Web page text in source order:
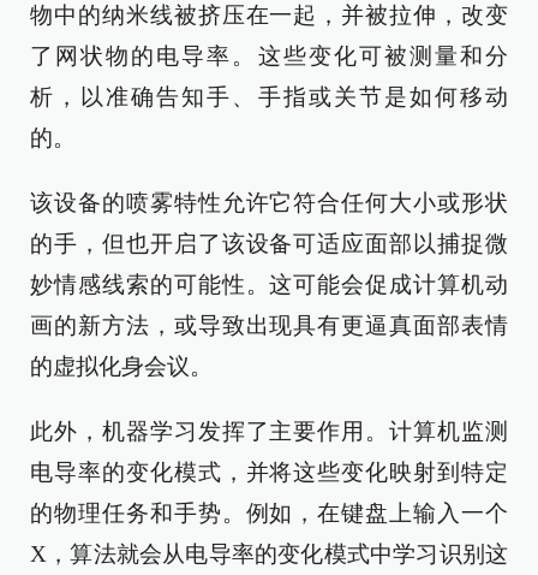
物中的纳米线被挤压在一起，并被拉伸，改变
了网状物的电导率。这些变化可被测量和分
析，以准确告知手、手指或关节是如何移动
的。
该设备的喷雾特性允许它符合任何大小或形状
的手，但也开启了该设备可适应面部以捕捉微
妙情感线索的可能性。这可能会促成计算机动
画的新方法，或导致出现具有更逼真面部表情
的虚拟化身会议。
此外，机器学习发挥了主要作用。计算机监测
电导率的变化模式，并将这些变化映射到特定
的物理任务和手势。例如，在键盘上输入一个
X，算法就会从电导率的变化模式中学习识别这